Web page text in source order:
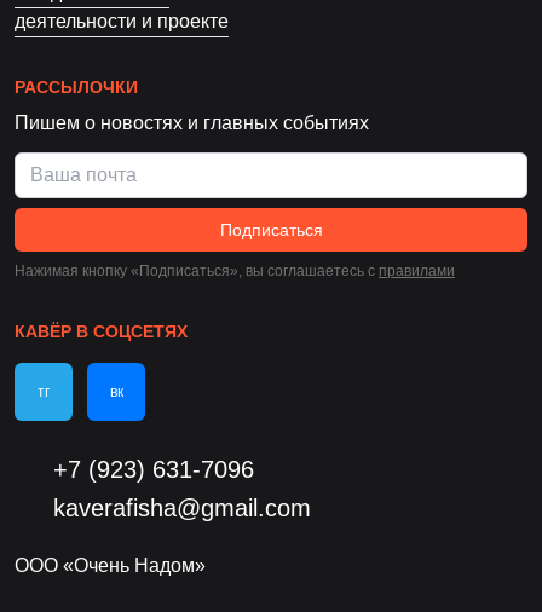
деятельности и проекте
РАССЫЛОЧКИ
Пишем о новостях и главных событиях
Подписаться
Нажимая кнопку «Подписаться», вы соглашаетесь c правилами
КАВЁР В СОЦСЕТЯХ
тг вк
+7 (923) 631-7096
kaverafisha@gmail.com
ООО «Очень Надом»